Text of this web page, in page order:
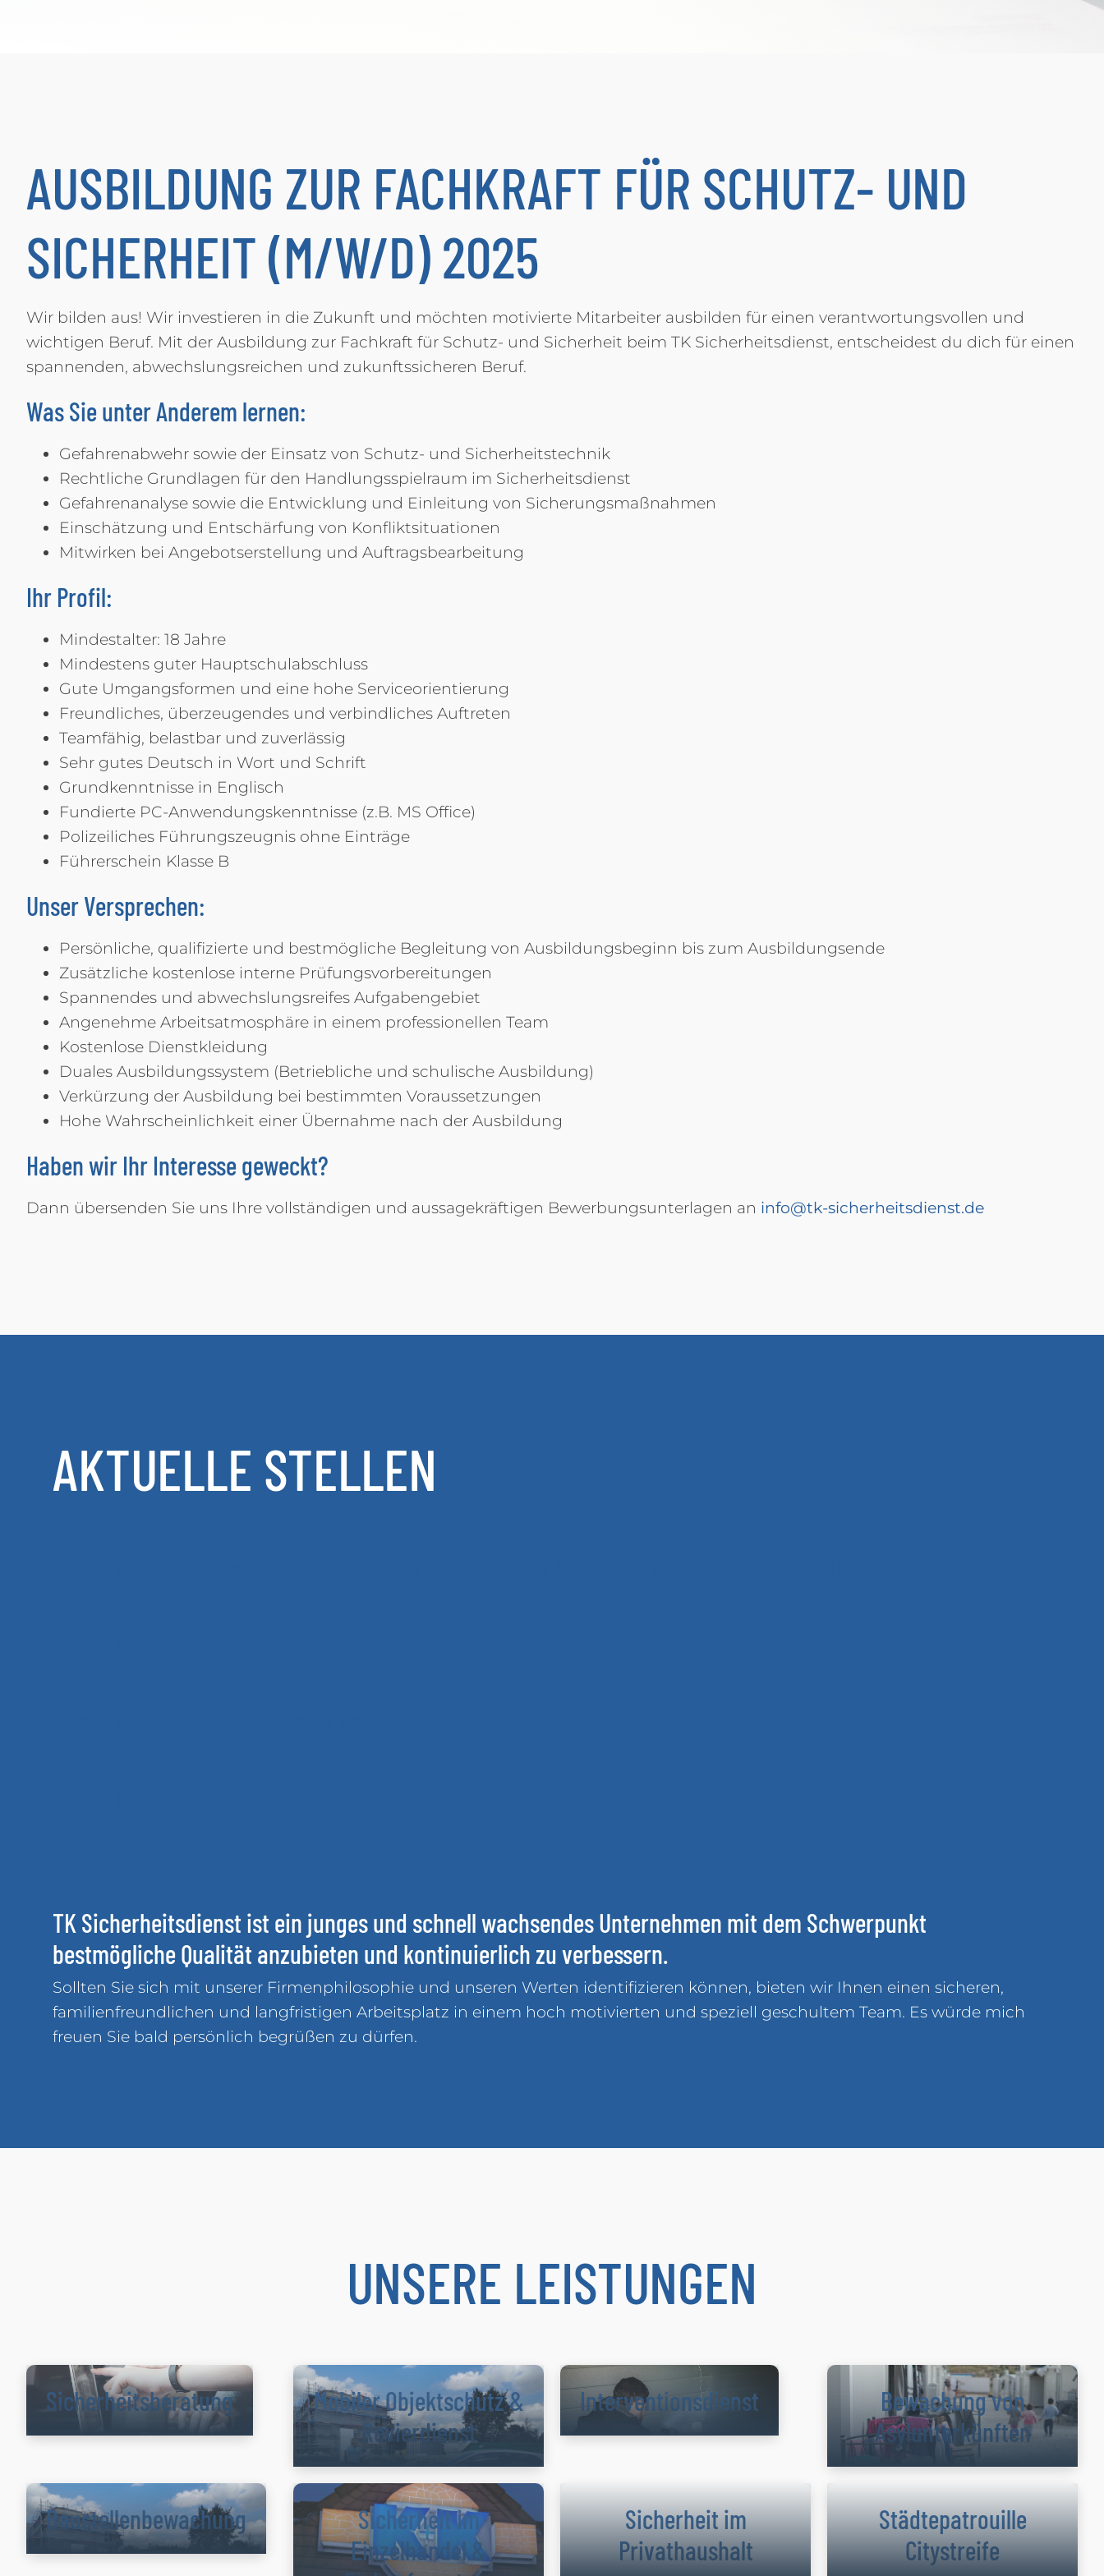
AUSBILDUNG ZUR FACHKRAFT FÜR SCHUTZ- UND
SICHERHEIT (M/W/D) 2025
Wir bilden aus! Wir investieren in die Zukunft und möchten motivierte Mitarbeiter ausbilden für einen verantwortungsvollen und
wichtigen Beruf. Mit der Ausbildung zur Fachkraft für Schutz- und Sicherheit beim TK Sicherheitsdienst, entscheidest du dich für einen
spannenden, abwechslungsreichen und zukunftssicheren Beruf.
Was Sie unter Anderem lernen:
Gefahrenabwehr sowie der Einsatz von Schutz- und Sicherheitstechnik
Rechtliche Grundlagen für den Handlungsspielraum im Sicherheitsdienst
Gefahrenanalyse sowie die Entwicklung und Einleitung von Sicherungsmaßnahmen
Einschätzung und Entschärfung von Konfliktsituationen
Mitwirken bei Angebotserstellung und Auftragsbearbeitung
Ihr Profil:
Mindestalter: 18 Jahre
Mindestens guter Hauptschulabschluss
Gute Umgangsformen und eine hohe Serviceorientierung
Freundliches, überzeugendes und verbindliches Auftreten
Teamfähig, belastbar und zuverlässig
Sehr gutes Deutsch in Wort und Schrift
Grundkenntnisse in Englisch
Fundierte PC-Anwendungskenntnisse (z.B. MS Office)
Polizeiliches Führungszeugnis ohne Einträge
Führerschein Klasse B
Unser Versprechen:
Persönliche, qualifizierte und bestmögliche Begleitung von Ausbildungsbeginn bis zum Ausbildungsende
Zusätzliche kostenlose interne Prüfungsvorbereitungen
Spannendes und abwechslungsreifes Aufgabengebiet
Angenehme Arbeitsatmosphäre in einem professionellen Team
Kostenlose Dienstkleidung
Duales Ausbildungssystem (Betriebliche und schulische Ausbildung)
Verkürzung der Ausbildung bei bestimmten Voraussetzungen
Hohe Wahrscheinlichkeit einer Übernahme nach der Ausbildung
Haben wir Ihr Interesse geweckt?
Dann übersenden Sie uns Ihre vollständigen und aussagekräftigen Bewerbungsunterlagen an info@tk-sicherheitsdienst.de
AKTUELLE STELLEN
TK Sicherheitsdienst ist ein junges und schnell wachsendes Unternehmen mit dem Schwerpunkt
bestmögliche Qualität anzubieten und kontinuierlich zu verbessern.
Sollten Sie sich mit unserer Firmenphilosophie und unseren Werten identifizieren können, bieten wir Ihnen einen sicheren,
familienfreundlichen und langfristigen Arbeitsplatz in einem hoch motivierten und speziell geschultem Team. Es würde mich
freuen Sie bald persönlich begrüßen zu dürfen.
UNSERE LEISTUNGEN
Sicherheitsberatung
Mobiler Objektschutz &
Revierdienst
Interventions­dienst
Bewachung von
Asylunterkünften
Baustellenbe­wachung
Sicherheit im
Einzelhandel &
Sicherheit im
Privathaushalt
Städtepatrouille
Citystreife